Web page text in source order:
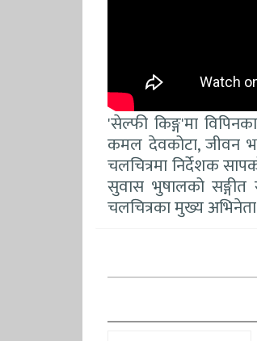
'सेल्फी किङ्ग'मा
कमल देवकोटा, जीवन
चलचित्रमा निर्देशक
सुवास भुषालको
चलचित्रका मुख्य